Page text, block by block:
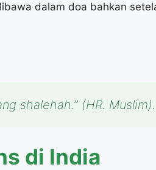
dalam doa bahkan
shalehah.” (HR. Muslim).
di India